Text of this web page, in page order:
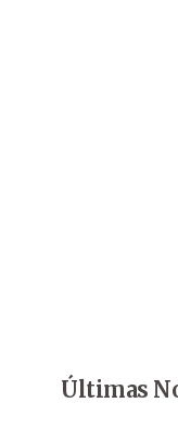
Últimas